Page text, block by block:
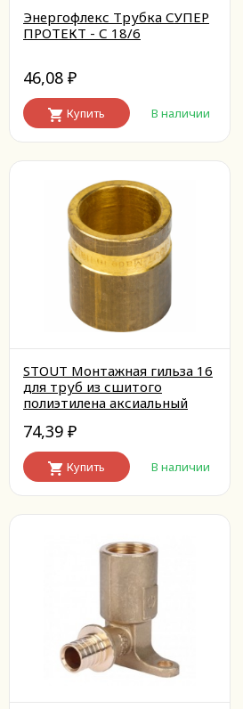
Энергофлекс Трубка СУПЕР
ПРОТЕКТ - С 18/6
46,08 ₽
Купить В наличии
STOUT Монтажная гильза 16
для труб из сшитого
полиэтилена аксиальный
74,39 ₽
Купить В наличии